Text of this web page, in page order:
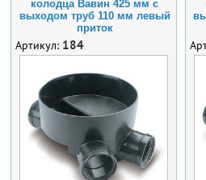
колодца Вавин 425 мм с
выходом труб 110 мм левый
приток
Артикул: 184